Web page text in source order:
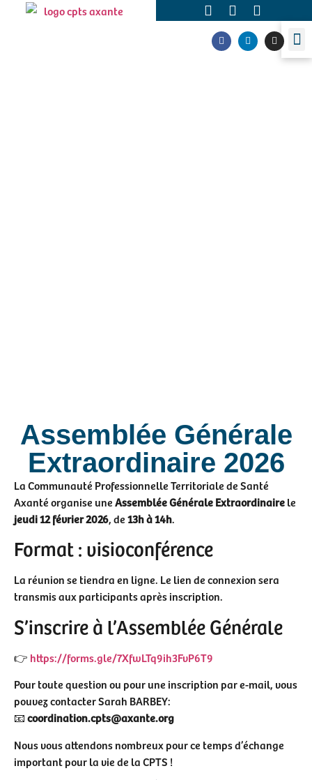
Assemblée Générale
Extraordinaire 2026
La Communauté Professionnelle Territoriale de Santé
Axanté organise uneAssemblée Générale Extraordinairele
jeudi 12 février 2026, de13h à 14h.
Format : visioconférence
La réunion se tiendra en ligne. Le lien de connexion sera
transmis aux participants après inscription.
S’inscrire à l’Assemblée Générale
👉 https://forms.gle/7XfwLTq9ih3FvP6T9
Pour toute question ou pour une inscription par e-mail, vous
pouvez contacter Sarah BARBEY:
📧coordination.cpts@axante.org
Nous vous attendons nombreux pour ce temps d’échange
important pour la vie de la CPTS !